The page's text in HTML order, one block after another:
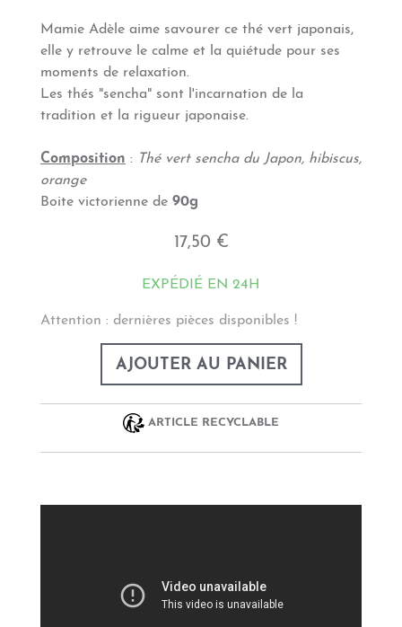
Mamie Adèle aime savourer ce thé vert japonais,
elle y retrouve le calme et la quiétude pour ses
moments de relaxation.
Les thés "sencha" sont l'incarnation de la
tradition et la rigueur japonaise.
Composition :
Thé vert sencha du Japon, hibiscus,
orange
Boite victorienne de 90g
17,50 €
EXPÉDIÉ EN 24H
Attention : dernières pièces disponibles !
AJOUTER AU PANIER
ARTICLE RECYCLABLE